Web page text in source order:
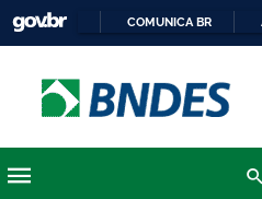
COMUNICA BR